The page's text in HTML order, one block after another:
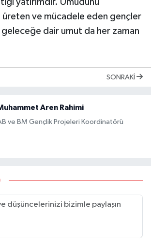
yatırımdır. Umudunu
ve mücadele eden gençler
dair umut da her zaman
SONRAKI
Aren Rahimi
ve BM Gençlik Projeleri Koordinatörü